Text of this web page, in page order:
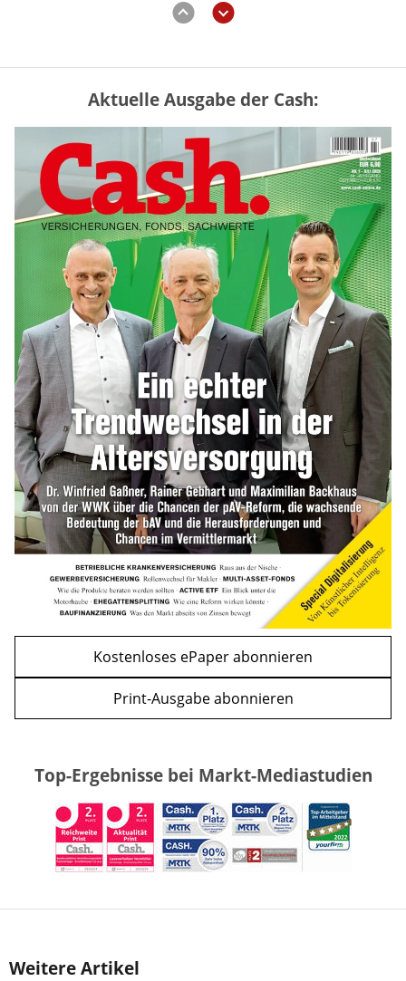
WEITERE ARTIKEL
zurückweiter
Mütterrente III Tabelle: So viel Renten-
Nachzahlung ist pro Kind möglich
mehr
„Jung kauft Alt“ 2026: Neue Förderung im
Überblick – Tabelle mit Kreditbeträgen
und Einkommensgrenzen
mehr
Bitcoin im Wartemodus: Fed und CLARITY
Act geben die Richtung vor
mehr
Aktuelle Ausgabe der Cash:
Kostenloses ePaper abonnieren
Print-Ausgabe abonnieren
Top-Ergebnisse bei Markt-Mediastudien
Weitere Artikel